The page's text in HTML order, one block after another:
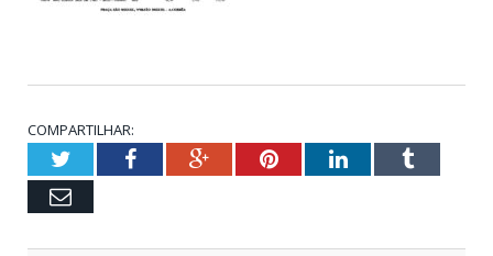
COMPARTILHAR:
TwitterFacebookGoogle+Pinterest
LinkedIn
Email